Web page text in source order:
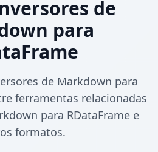
de
para
de Markdown para
ferramentas relacionadas
para RDataFrame e
formatos.